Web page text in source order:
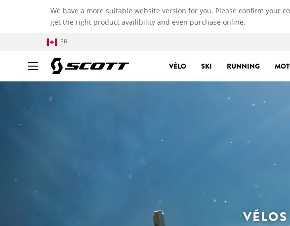
We have a more suitable website version for you. Please confirm your
get the right product availibility and even purchase online.
FR
VÉLO SKI RUNNING